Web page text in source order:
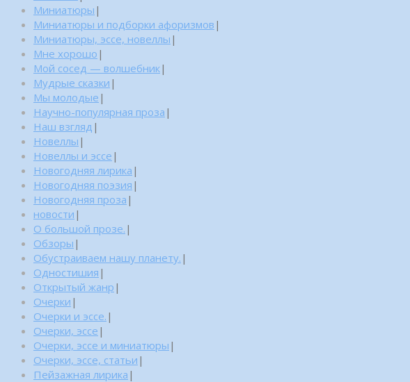
Миниатюры |
Миниатюры и подборки афоризмов |
Миниатюры, эссе, новеллы |
Мне хорошо |
Мой сосед — волшебник|
Мудрые сказки |
Мы молодые |
Научно-популярная проза |
Наш взгляд |
Новеллы |
Новеллы и эссе |
Новогодняя лирика |
Новогодняя поэзия |
Новогодняя проза |
новости |
О большой прозе. |
Обзоры |
Обустраиваем нашу планету. |
Одностишия |
Открытый жанр |
Очерки |
Очерки и эссе. |
Очерки, эссе |
Очерки, эссе и миниатюры |
Очерки, эссе, статьи |
Пейзажная лирика |